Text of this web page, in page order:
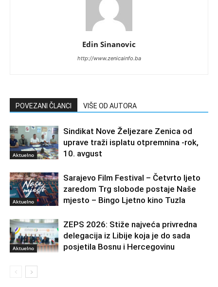
Edin Sinanovic
http://www.zenicainfo.ba
POVEZANI ČLANCI VIŠE OD AUTORA
Aktuelno
Sindikat Nove Željezare Zenica od
uprave traži isplatu otpremnina -rok,
10. avgust
Aktuelno
Sarajevo Film Festival – Četvrto ljeto
zaredom Trg slobode postaje Naše
mjesto – Bingo Ljetno kino Tuzla
Aktuelno
ZEPS 2026: Stiže najveća privredna
delegacija iz Libije koja je do sada
posjetila Bosnu i Hercegovinu